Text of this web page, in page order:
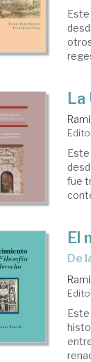
Este
La
Este
fue
El
Este